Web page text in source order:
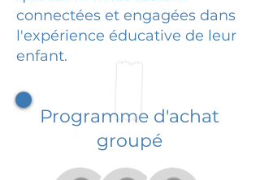
connectées et engagées dans
l'expérience éducative de leur
enfant.
Programme d'achat
groupé